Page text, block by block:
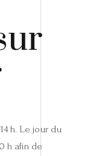
h. Le jour du
h afin de